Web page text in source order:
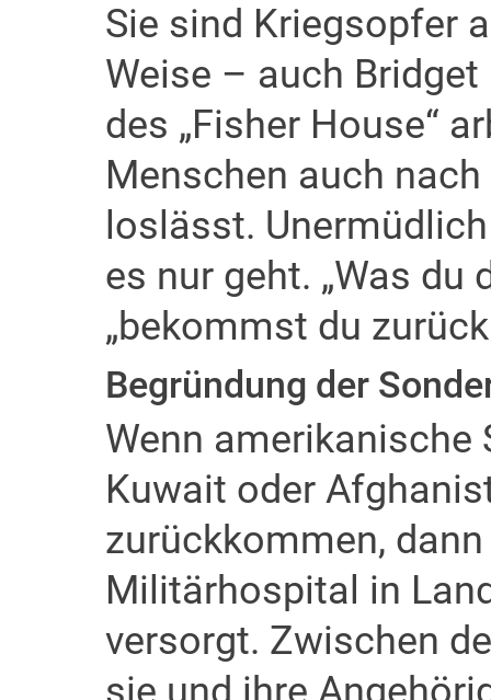
Sie sind Kriegsopfer
Weise – auch
des „Fisher House“
Menschen auch
loslässt.
es nur geht. „Was du
„bekommst du
Begründung der
Wenn amerikanische
Kuwait oder
zurückkommen,
Militärhospital in
versorgt. Zwischen